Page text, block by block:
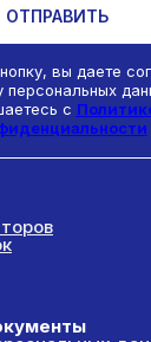
ОТПРАВИТЬ
вы даете
персональных
c